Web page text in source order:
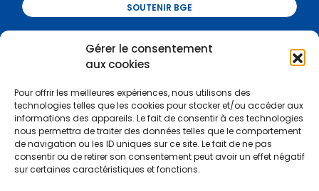
Gérer le consentement
aux cookies
Pour offrir les meilleures expériences, nous utilisons des
technologies telles que les cookies pour stocker et/ou accéder aux
informations des appareils. Le fait de consentir à ces technologies
nous permettra de traiter des données telles que le comportement
de navigation ou les ID uniques sur ce site. Le fait de ne pas
consentir ou de retirer son consentement peut avoir un effet négatif
sur certaines caractéristiques et fonctions.
SOUTENIR BGE
Certifications :